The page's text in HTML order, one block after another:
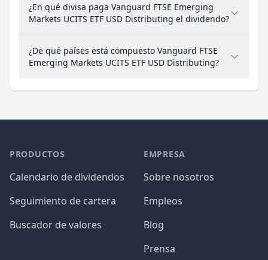
¿En qué divisa paga Vanguard FTSE Emerging
Markets UCITS ETF USD Distributing el dividendo?
¿De qué países está compuesto Vanguard FTSE
Emerging Markets UCITS ETF USD Distributing?
PRODUCTOS
Calendario de dividendos
Seguimiento de cartera
Buscador de valores
EMPRESA
Sobre nosotros
Empleos
Blog
Prensa